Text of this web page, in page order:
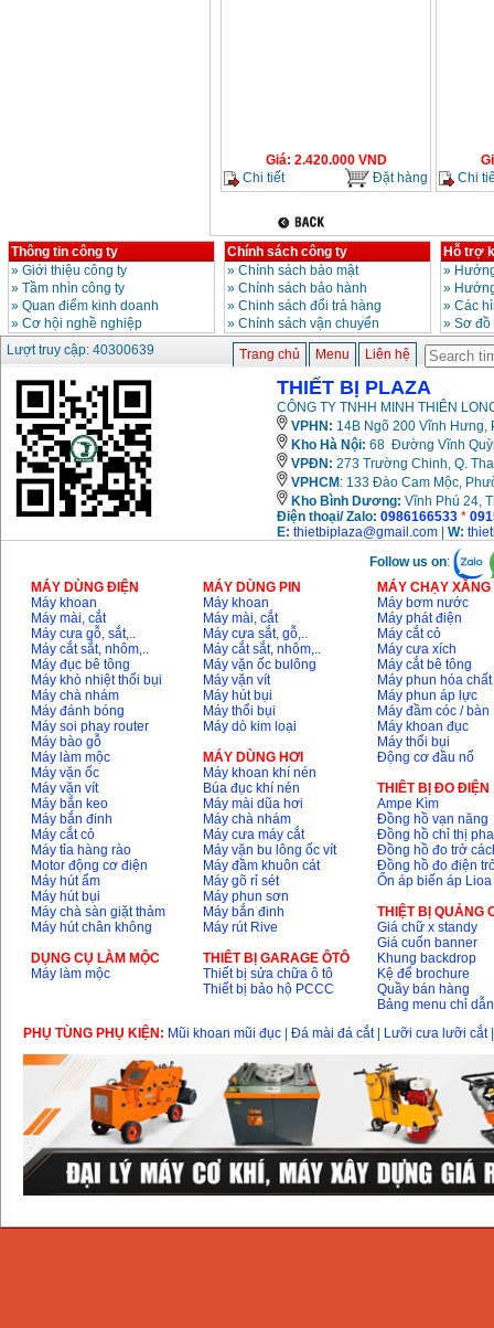
Giá: 2.420.000VND
Chi tiết
Đặt hàng
Chi
Thông tin công ty
» Giới thiệu công ty
» Tầm nhìn công ty
» Quan điểm kinh doanh
» Cơ hội nghề nghiệp
Chính sách công ty
» Chính sách bảo mật
» Chính sách bảo hành
» Chinh sách đổi trả hàng
» Chính sách vận chuyển
Hỗ trợ
»
»
» Các
» Sơ
Lượt truy cập: 40300639
Trang chủ Menu Liên hệ
THIẾT BỊ PLAZA
CÔNG TY TNHH MINH THIÊN
VPHN: 14B Ngõ 200 Vĩnh Hưng,
Kho Hà Nội: 68 Đường Vĩnh
VPĐN: 273 Trường Chinh, Q.
VPHCM : 133 Đào Cam Mộc,
Kho Bình Dương: Vĩnh Phú 24,
Điện thoại/ Zalo: 0986166533 *
E: thietbiplaza@gmail.com W:
Follow us on:
MÁY DÙNG ĐIỆN
Máy khoan
Máy mài, cắt
Máy cưa gỗ, sắt,..
Máy cắt sắt, nhôm,..
Máy đục bê tông
Máy khò nhiệt thổi bụi
Máy chà nhám
Máy đánh bóng
Máy soi phay router
Máy bào gỗ
Máy làm mộc
Máy vặn ốc
Máy vặn vít
Máy bắn keo
Máy bắn đinh
Máy cắt cỏ
Máy tỉa hàng rào
Motor động cơ điện
Máy hút ẩm
Máy hút bụi
Máy chà sàn giặt thảm
Máy hút chân không
DỤNG CỤ LÀM MỘC
Máy làm mộc
MÁY DÙNG PIN
Máy khoan
Máy mài, cắt
Máy cưa sắt, gỗ,..
Máy cắt sắt, nhôm,..
Máy vặn ốc bulông
Máy vặn vít
Máy hút bụi
Máy thổi bụi
Máy dò kim loại
MÁY DÙNG HƠI
Máy khoan khí nén
Búa đục khí nén
Máy mài dũa hơi
Máy chà nhám
Máy cưa máy cắt
Máy vặn bu lông ốc vít
Máy đầm khuôn cát
Máy gõ rỉ sét
Máy phun sơn
Máy bắn đinh
Máy rút Rive
THIÊT BỊ GARAGE ÔTÔ
Thiết bị sửa chữa ô tô
Thiết bị bảo hộ PCCC
MÁY CHẠY
Máy bơm nước
Máy phát điện
Máy cắt cỏ
Máy cưa xích
Máy cắt bê tông
Máy phun hóa chất
Máy phun áp lực
Máy đầm cóc / bàn
Máy khoan đục
Máy thổi bụi
Động cơ đầu nổ
THIÊT BỊ ĐO ĐIỆN
Ampe Kìm
Đồng hồ vạn năng
Đồng hồ chỉ thị pha
Đồng hồ đo trở
Đồng hồ đo điện
Ổn áp biến áp Lioa
THIỆT BỊ QUẢNG
Giá chữ x standy
Giá cuốn banner
Khung backdrop
Kệ để brochure
Quầy bán hàng
Bảng menu chỉ dẫn
PHỤ TÙNG PHỤ KIỆN: Mũi khoan mũi đục Đá mài đá cắt| Lưỡi cưa lưỡi cắt